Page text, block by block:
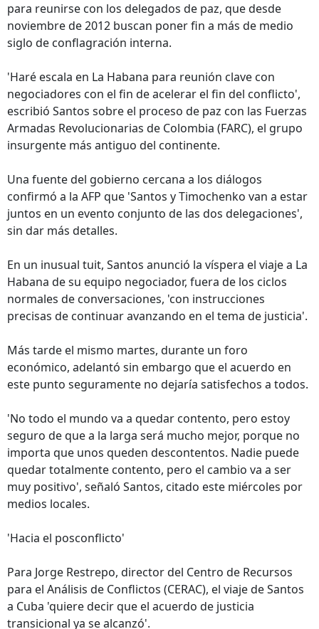
para reunirse con los delegados de paz, que desde
noviembre de 2012 buscan poner fin a más de medio
siglo de conflagración interna.
'Haré escala en La Habana para reunión clave con
negociadores con el fin de acelerar el fin del conflicto',
escribió Santos sobre el proceso de paz con las Fuerzas
Armadas Revolucionarias de Colombia (FARC), el grupo
insurgente más antiguo del continente.
Una fuente del gobierno cercana a los diálogos
confirmó a la AFP que 'Santos y Timochenko van a estar
juntos en un evento conjunto de las dos delegaciones',
sin dar más detalles.
En un inusual tuit, Santos anunció la víspera el viaje a La
Habana de su equipo negociador, fuera de los ciclos
normales de conversaciones, 'con instrucciones
precisas de continuar avanzando en el tema de justicia'.
Más tarde el mismo martes, durante un foro
económico, adelantó sin embargo que el acuerdo en
este punto seguramente no dejaría satisfechos a todos.
'No todo el mundo va a quedar contento, pero estoy
seguro de que a la larga será mucho mejor, porque no
importa que unos queden descontentos. Nadie puede
quedar totalmente contento, pero el cambio va a ser
muy positivo', señaló Santos, citado este miércoles por
medios locales.
'Hacia el posconflicto'
Para Jorge Restrepo, director del Centro de Recursos
para el Análisis de Conflictos (CERAC), el viaje de Santos
a Cuba 'quiere decir que el acuerdo de justicia
transicional ya se alcanzó'.